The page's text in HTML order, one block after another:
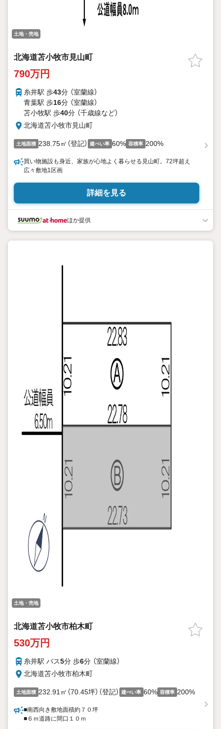
土地・売地
北海道苫小牧市見山町
790万円
糸井駅 歩43分 （室蘭線）
青葉駅 歩16分 （室蘭線）
苫小牧駅 歩40分 （千歳線など）
北海道苫小牧市見山町
土地面積 238.75㎡（登記） 建ぺい率 60% 容積率 200%
買い物施設も身近、家族が心地よく暮らせる見山町。72坪超え
広々敷地1区画
詳細を見る
ほか提供
土地・売地
北海道苫小牧市柏木町
530万円
糸井駅 バス5分 歩6分 （室蘭線）
北海道苫小牧市柏木町
土地面積 232.91㎡（70.45坪）（登記） 建ぺい率 60% 容積率 200%
■南西向き敷地面積約７０坪
■６ｍ道路に間口１０ｍ